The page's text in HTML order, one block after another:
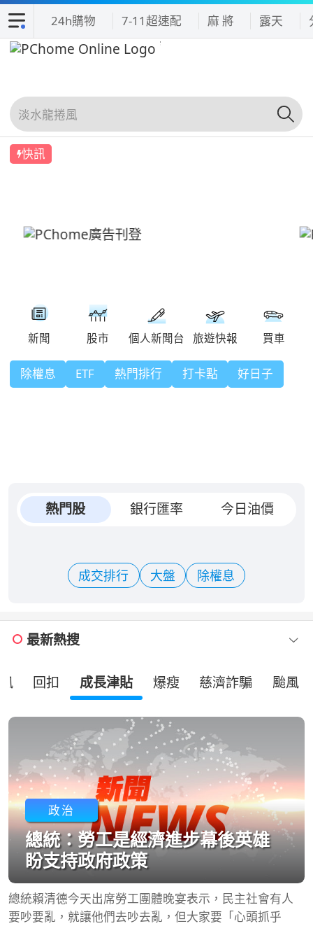
24h購物 7-11超速配 麻 將 露天
快訊
除權息 ETF 熱門排行 打卡點 好日子
熱門股 銀行匯率 今日油價
成交排行 大盤 除權息
最新熱搜
回扣 成長津貼 爆瘦 慈濟詐騙 颱風
政治
總統：勞工是經濟進步幕後英雄
盼支持政府政策
總統賴清德今天出席勞工團體晚宴表示，民主社會有人
要吵要亂，就讓他們去吵去亂，但大家要「心頭抓乎